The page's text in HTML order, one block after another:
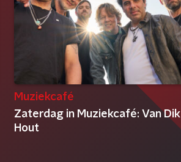
Muziekcafé
Zaterdag in Muziekcafé: Van Dik
Hout